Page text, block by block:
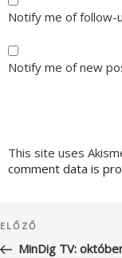
Notify me of follow-
Notify me of new
This site uses
comment data is
navigáció
Korábbi
bejegyzés
ELŐZŐ
MinDig TV: